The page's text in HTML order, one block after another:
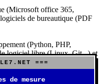
(Microsoft office 365,
de bureautique (PDF
(Python, PHP,
logiciel libre (Linux, Git...) et
(Risk, Uno, Scrabble...),
===
de mesure